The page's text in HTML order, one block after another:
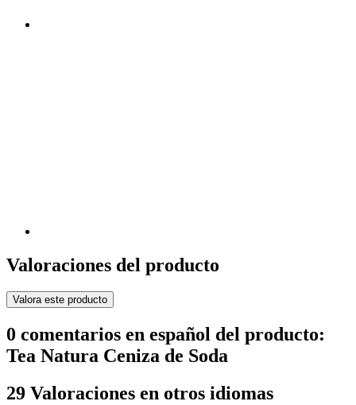
Valoraciones del producto
Valora este producto
0 comentarios en español del producto:
Tea Natura Ceniza de Soda
29 Valoraciones en otros idiomas